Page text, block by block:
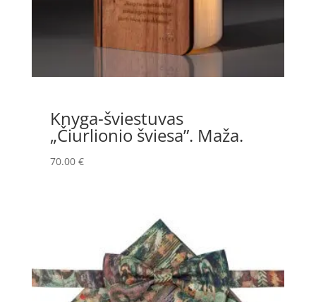
Knyga-šviestuvas
„Čiurlionio šviesa”. Maža.
70.00 €